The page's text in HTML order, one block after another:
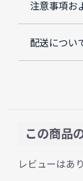
注意事項お
配送につい
この商品
レビューはあ